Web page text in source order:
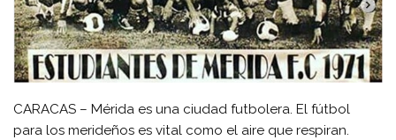
CARACAS – Mérida es una ciudad futbolera. El fútbol
para los merideños es vital como el aire que respiran.